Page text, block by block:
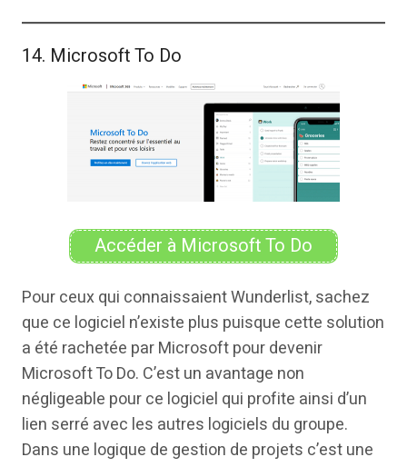
14. Microsoft To Do
Accéder à Microsoft To Do
Pour ceux qui connaissaient Wunderlist, sachez
que ce logiciel n’existe plus puisque cette solution
a été rachetée par Microsoft pour devenir
Microsoft To Do. C’est un avantage non
négligeable pour ce logiciel qui profite ainsi d’un
lien serré avec les autres logiciels du groupe.
Dans une logique de gestion de projets c’est une